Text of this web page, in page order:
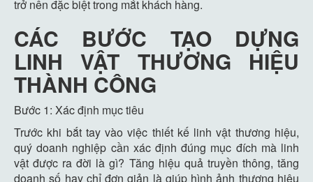
trở nên đặc biệt trong mắt khách hàng.
CÁC BƯỚC TẠO DỰNG
LINH VẬT THƯƠNG HIỆU
THÀNH CÔNG
Bước 1: Xác định mục tiêu
Trước khi bắt tay vào việc thiết kế linh vật thương hiệu,
quý doanh nghiệp cần xác định đúng mục đích mà linh
vật được ra đời là gì? Tăng hiệu quả truyền thông, tăng
doanh số hay chỉ đơn giản là giúp hình ảnh thương hiệu